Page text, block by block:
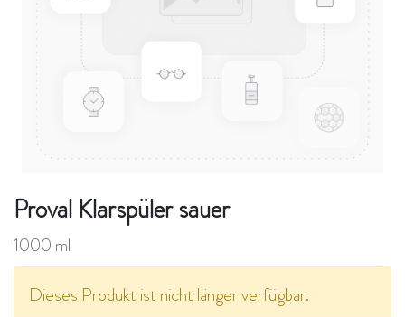
Proval Klarspüler sauer
1000 ml
Dieses Produkt ist nicht länger verfügbar.